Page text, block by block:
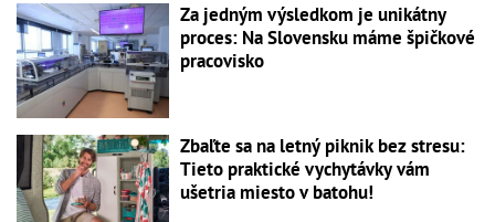
Za jedným výsledkom je unikátny
proces: Na Slovensku máme špičkové
pracovisko
Zbaľte sa na letný piknik bez stresu:
Tieto praktické vychytávky vám
ušetria miesto v batohu!